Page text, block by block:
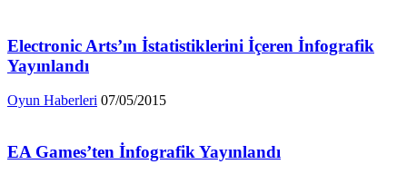
Electronic Arts’ın İstatistiklerini İçeren İnfografik
Yayınlandı
Oyun Haberleri 07/05/2015
EA Games’ten İnfografik Yayınlandı